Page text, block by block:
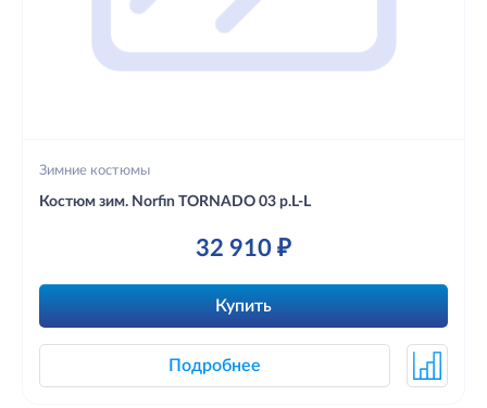
Зимние костюмы
Костюм зим. Norfin TORNADO 03 р.L-L
32 910 ₽
Купить
Подробнее